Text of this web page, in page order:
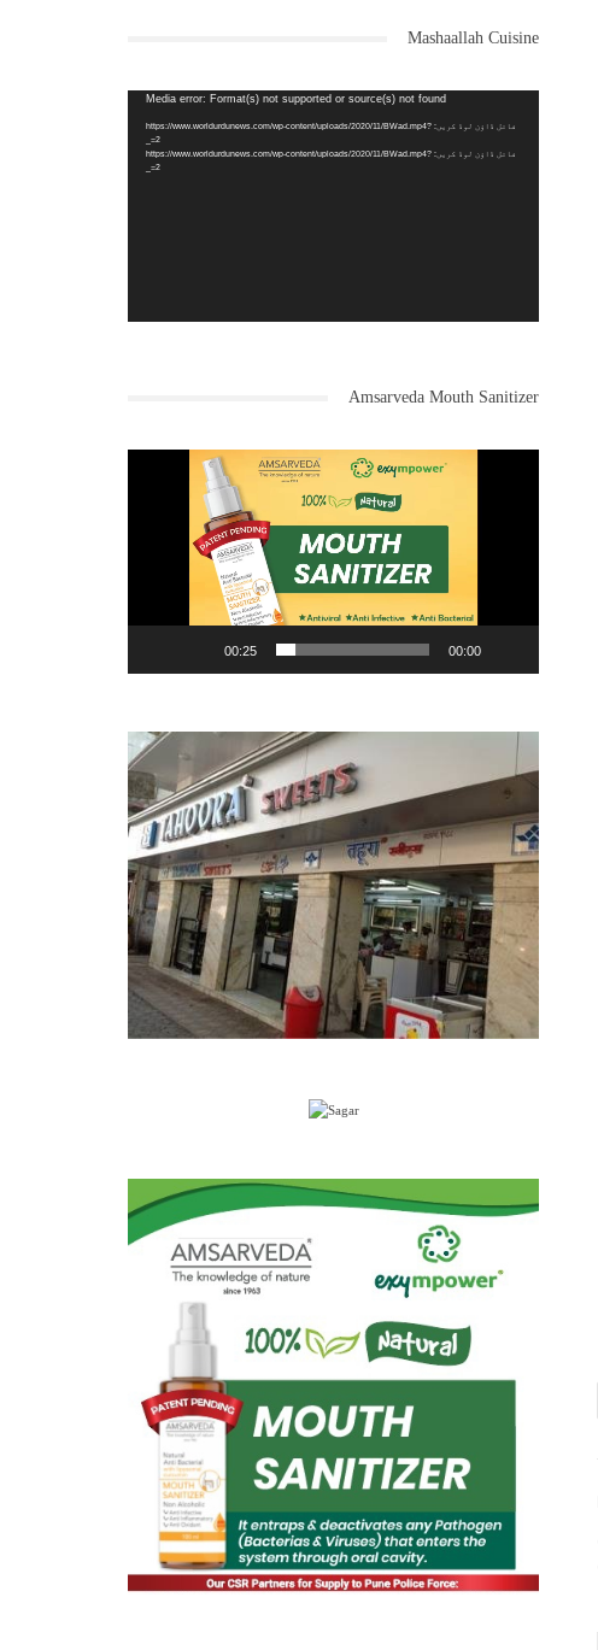
Mashaallah Cuisine
پلیئر
Media error: Format(s) not supported or source(s) not found
فائل ڈاؤن لوڈ کریں: https://www.worldurdunews.com/wp-content/uploads/2020/11/BWad.mp4?
_=2
فائل ڈاؤن لوڈ کریں: https://www.worldurdunews.com/wp-content/uploads/2020/11/BWad.mp4?
_=2
Amsarveda Mouth Sanitizer
00:00
00:25